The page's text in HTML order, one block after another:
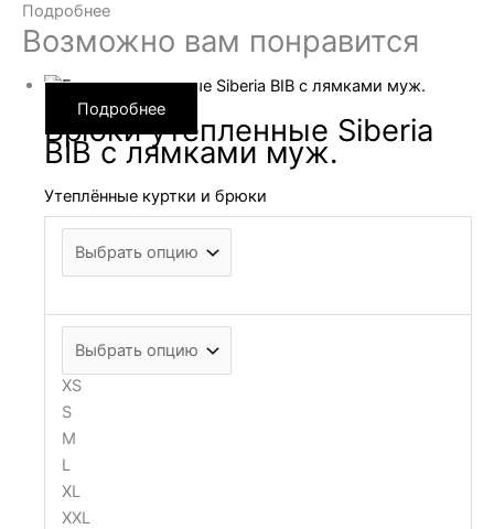
Подробнее
Возможно вам понравится
Подробнее
Брюки утепленные Siberia
BIB с лямками муж.
Утеплённые куртки и брюки
XS
S
M
L
XL
XXL